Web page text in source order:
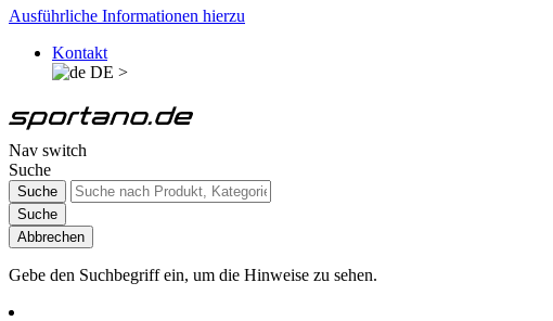
Ausführliche Informationen hierzu
Kontakt
DE >
Nav switch
Suche
Suche
Suche
Abbrechen
Gebe den Suchbegriff ein, um die Hinweise zu sehen.